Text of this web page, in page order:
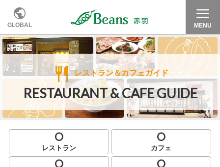
GLOBAL MENU
レストラン＆カフェガイド
RESTAURANT & CAFEGUIDE
レストラン カフェ